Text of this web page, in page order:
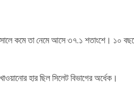
কমে তা নেমে আসে ৩৭.১ শতাংশে। ১০
হার ছিল সিলেট বিভাগের অর্ধেক।